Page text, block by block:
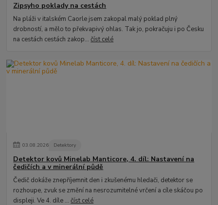
Zipsyho poklady na cestách
Na pláži v italském Caorle jsem zakopal malý poklad plný
drobností, a mělo to překvapivý ohlas. Tak jo, pokračuju i po Česku
na cestách cestách zakop...číst celé
03.08.2026 Detektory
Detektor kovů Minelab Manticore, 4. díl: Nastavení na
čedičích a v minerální půdě
Čedič dokáže znepříjemnit den i zkušenému hledači, detektor se
rozhoupe, zvuk se změní na nesrozumitelné vrčení a cíle skáčou po
displeji. Ve 4. díle ...číst celé